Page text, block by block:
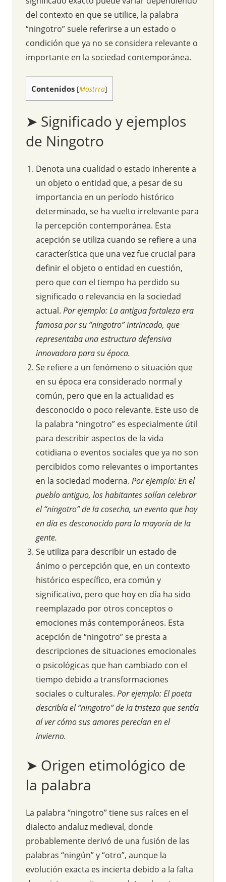
del contexto en que se utilice, la palabra
“ningotro” suele referirse a un estado o
condición que ya no se considera relevante o
importante en la sociedad contemporánea.
Contenidos [Mostrra]
➤ Significado y ejemplos
de Ningotro
Denota una cualidad o estado inherente a
un objeto o entidad que, a pesar de su
importancia en un período histórico
determinado, se ha vuelto irrelevante para
la percepción contemporánea. Esta
acepción se utiliza cuando se refiere a una
característica que una vez fue crucial para
definir el objeto o entidad en cuestión,
pero que con el tiempo ha perdido su
significado o relevancia en la sociedad
actual. Por ejemplo: La antigua fortaleza era
famosa por su “ningotro” intrincado, que
representaba una estructura defensiva
innovadora para su época.
Se refiere a un fenómeno o situación que
en su época era considerado normal y
común, pero que en la actualidad es
desconocido o poco relevante. Este uso de
la palabra “ningotro” es especialmente útil
para describir aspectos de la vida
cotidiana o eventos sociales que ya no son
percibidos como relevantes o importantes
en la sociedad moderna. Por ejemplo: En el
pueblo antiguo, los habitantes solían celebrar
el “ningotro” de la cosecha, un evento que hoy
en día es desconocido para la mayoría de la
gente.
Se utiliza para describir un estado de
ánimo o percepción que, en un contexto
histórico específico, era común y
significativo, pero que hoy en día ha sido
reemplazado por otros conceptos o
emociones más contemporáneos. Esta
acepción de “ningotro” se presta a
descripciones de situaciones emocionales
o psicológicas que han cambiado con el
tiempo debido a transformaciones
sociales o culturales. Por ejemplo: El poeta
describía el “ningotro” de la tristeza que sentía
al ver cómo sus amores perecían en el
invierno.
➤ Origen etimológico de
la palabra
La palabra “ningotro” tiene sus raíces en el
dialecto andaluz medieval, donde
probablemente derivó de una fusión de las
palabras “ningún” y “otro”, aunque la
evolución exacta es incierta debido a la falta